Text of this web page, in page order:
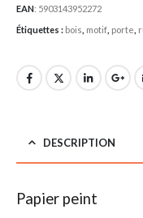
EAN: 5903143952272
Étiquettes : bois motif porte
DESCRIPTION
Papier peint